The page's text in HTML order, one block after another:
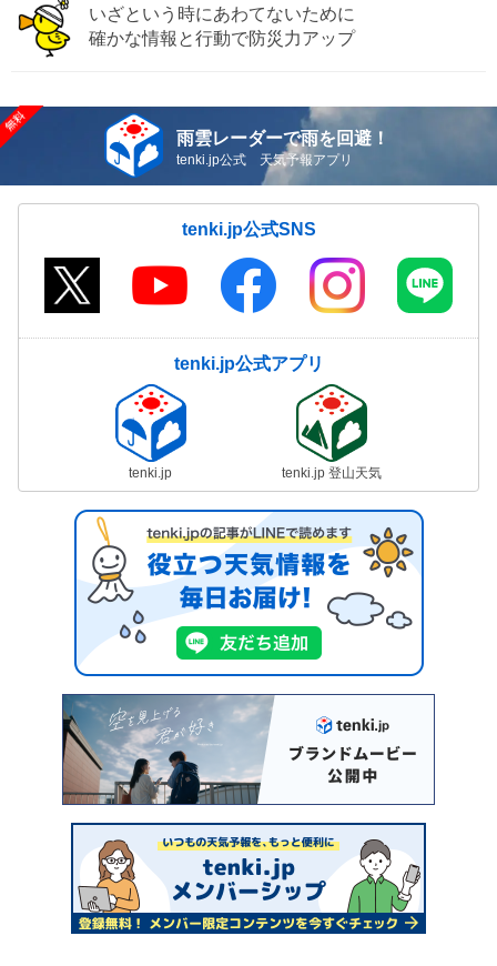
いざという時にあわてないために
確かな情報と行動で防災力アップ
雨雲レーダーで雨を回避！
tenki.jp公式 天気予報アプリ
tenki.jp公式SNS
tenki.jp公式アプリ
tenki.jp tenki.jp 登山天気